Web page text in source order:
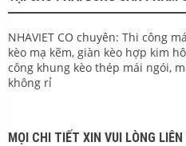
NHAVIET CO chuyên: Thi công
kèo mạ kẽm, giàn kèo hợp kim
công khung kèo thép mái ngói,
không rỉ
MỌI CHI TIẾT XIN VUI LÒNG LIÊN